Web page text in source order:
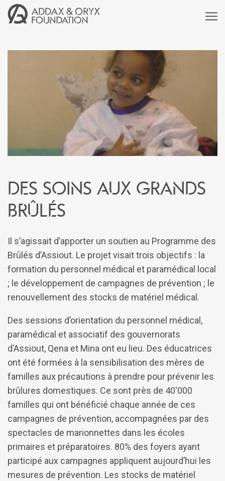
Des soins aux grands
brûlés
Il s’agissait d’apporter un soutien au Programme des
Brûlés d’Assiout. Le projet visait trois objectifs : la
formation du personnel médical et paramédical local
; le développement de campagnes de prévention ; le
renouvellement des stocks de matériel médical.
Des sessions d’orientation du personnel médical,
paramédical et associatif des gouvernorats
d’Assiout, Qena et Mina ont eu lieu. Des éducatrices
ont été formées à la sensibilisation des mères de
familles aux précautions à prendre pour prévenir les
brûlures domestiques. Ce sont près de 40'000
familles qui ont bénéficié chaque année de ces
campagnes de prévention, accompagnées par des
spectacles de marionnettes dans les écoles
primaires et préparatoires. 80% des foyers ayant
participé aux campagnes appliquent aujourd’hui les
mesures de prévention. Les stocks de matériel